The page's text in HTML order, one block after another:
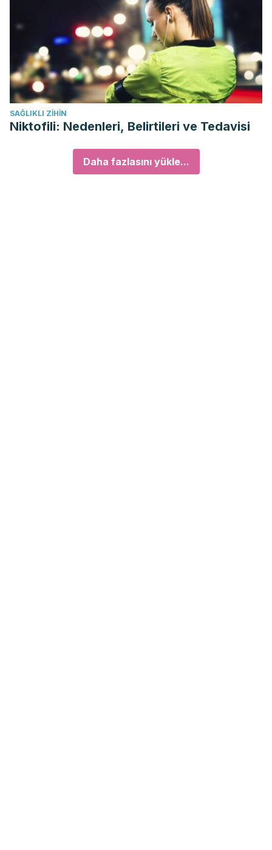
SAĞLIKLI ZIHIN
Niktofili: Nedenleri, Belirtileri ve Tedavisi
Daha fazlasını yükle...